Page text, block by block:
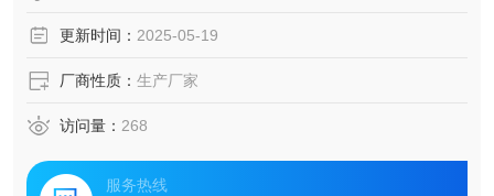
业制造、港口物流等场景提供定制化解决方案，助力企业构
更新时间： 2025-05-19
厂商性质： 生产厂家
访问量： 268
服务热线